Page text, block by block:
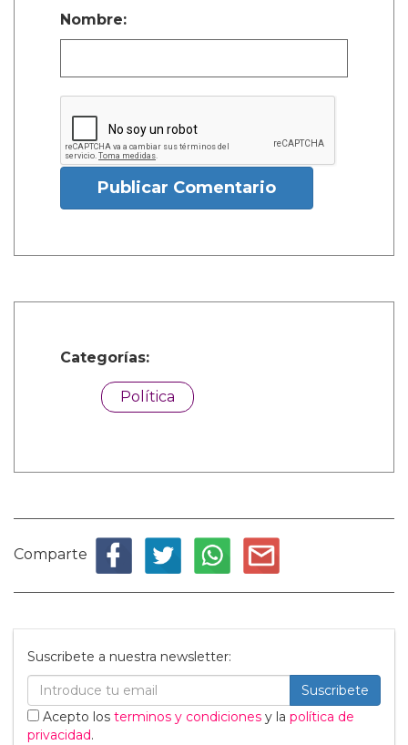
Nombre:
Publicar Comentario
Categorías:
Política
Comparte
Suscribete a nuestra newsletter:
Suscribete
Acepto los terminos y condiciones y la política de
privacidad.